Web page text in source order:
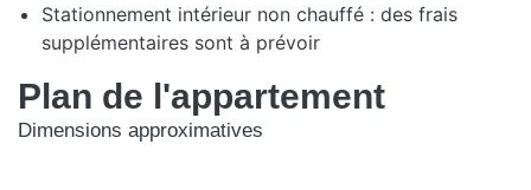
Stationnement intérieur non chauffé : des frais
supplémentaires sont à prévoir
Plan de l'appartement
Dimensions approximatives